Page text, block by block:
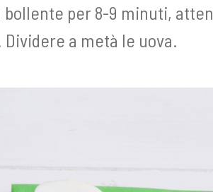
bollente per 8-9 minuti,
a metà le uova.